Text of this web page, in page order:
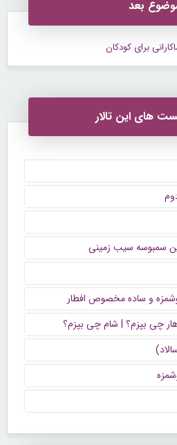
بعد
برای کودکان
های این تالار
سمبوسه سیب زمینی
و ساده مخصوص افطار
چی بپزم؟ | شام چی بپزم؟